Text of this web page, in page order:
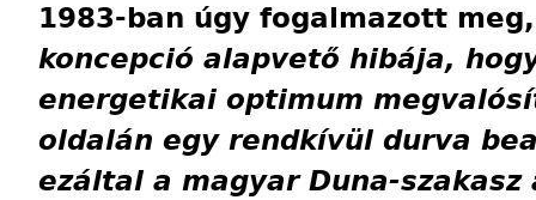
1983-ban úgy fogalmazott
koncepció alapvető hibája,
energetikai optimum
oldalán egy rendkívül durva
ezáltal a magyar Duna-